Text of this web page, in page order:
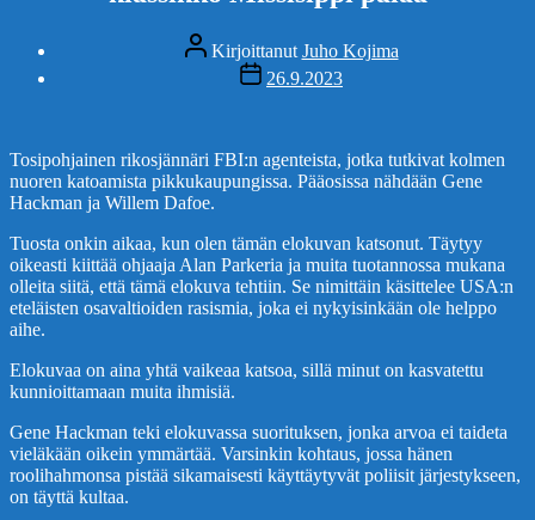
Kirjoittaja
Kirjoittanut Juho Kojima
Julkaisupäivämäärä
26.9.2023
Tosipohjainen rikosjännäri FBI:n agenteista, jotka tutkivat kolmen
nuoren katoamista pikkukaupungissa. Pääosissa nähdään Gene
Hackman ja Willem Dafoe.
Tuosta onkin aikaa, kun olen tämän elokuvan katsonut. Täytyy
oikeasti kiittää ohjaaja Alan Parkeria ja muita tuotannossa mukana
olleita siitä, että tämä elokuva tehtiin. Se nimittäin käsittelee USA:n
eteläisten osavaltioiden rasismia, joka ei nykyisinkään ole helppo
aihe.
Elokuvaa on aina yhtä vaikeaa katsoa, sillä minut on kasvatettu
kunnioittamaan muita ihmisiä.
Gene Hackman teki elokuvassa suorituksen, jonka arvoa ei taideta
vieläkään oikein ymmärtää. Varsinkin kohtaus, jossa hänen
roolihahmonsa pistää sikamaisesti käyttäytyvät poliisit järjestykseen,
on täyttä kultaa.